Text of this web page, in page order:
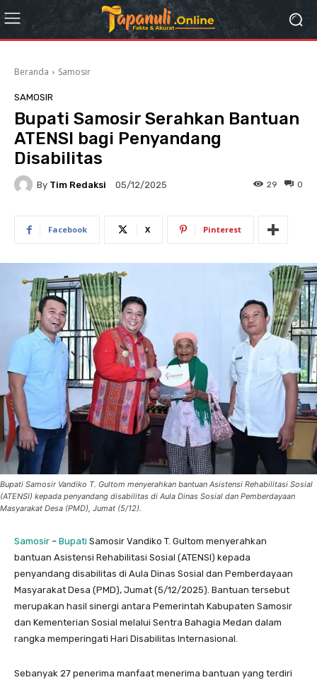
Beranda Samosir
SAMOSIR
Bupati Samosir Serahkan Bantuan
ATENSI bagi Penyandang
Disabilitas
By Tim Redaksi 05/12/2025 0
29
Facebook X Pinterest
Bupati Samosir Vandiko T. Gultom menyerahkan bantuan Asistensi Rehabilitasi Sosial
(ATENSI) kepada penyandang disabilitas di Aula Dinas Sosial dan Pemberdayaan
Masyarakat Desa (PMD), Jumat (5/12).
Samosir – Bupati Samosir Vandiko T. Gultom menyerahkan
bantuan Asistensi Rehabilitasi Sosial (ATENSI) kepada
penyandang disabilitas di Aula Dinas Sosial dan Pemberdayaan
Masyarakat Desa (PMD), Jumat (5/12/2025). Bantuan tersebut
merupakan hasil sinergi antara Pemerintah Kabupaten Samosir
dan Kementerian Sosial melalui Sentra Bahagia Medan dalam
rangka memperingati Hari Disabilitas Internasional.
Sebanyak 27 penerima manfaat menerima bantuan yang terdiri